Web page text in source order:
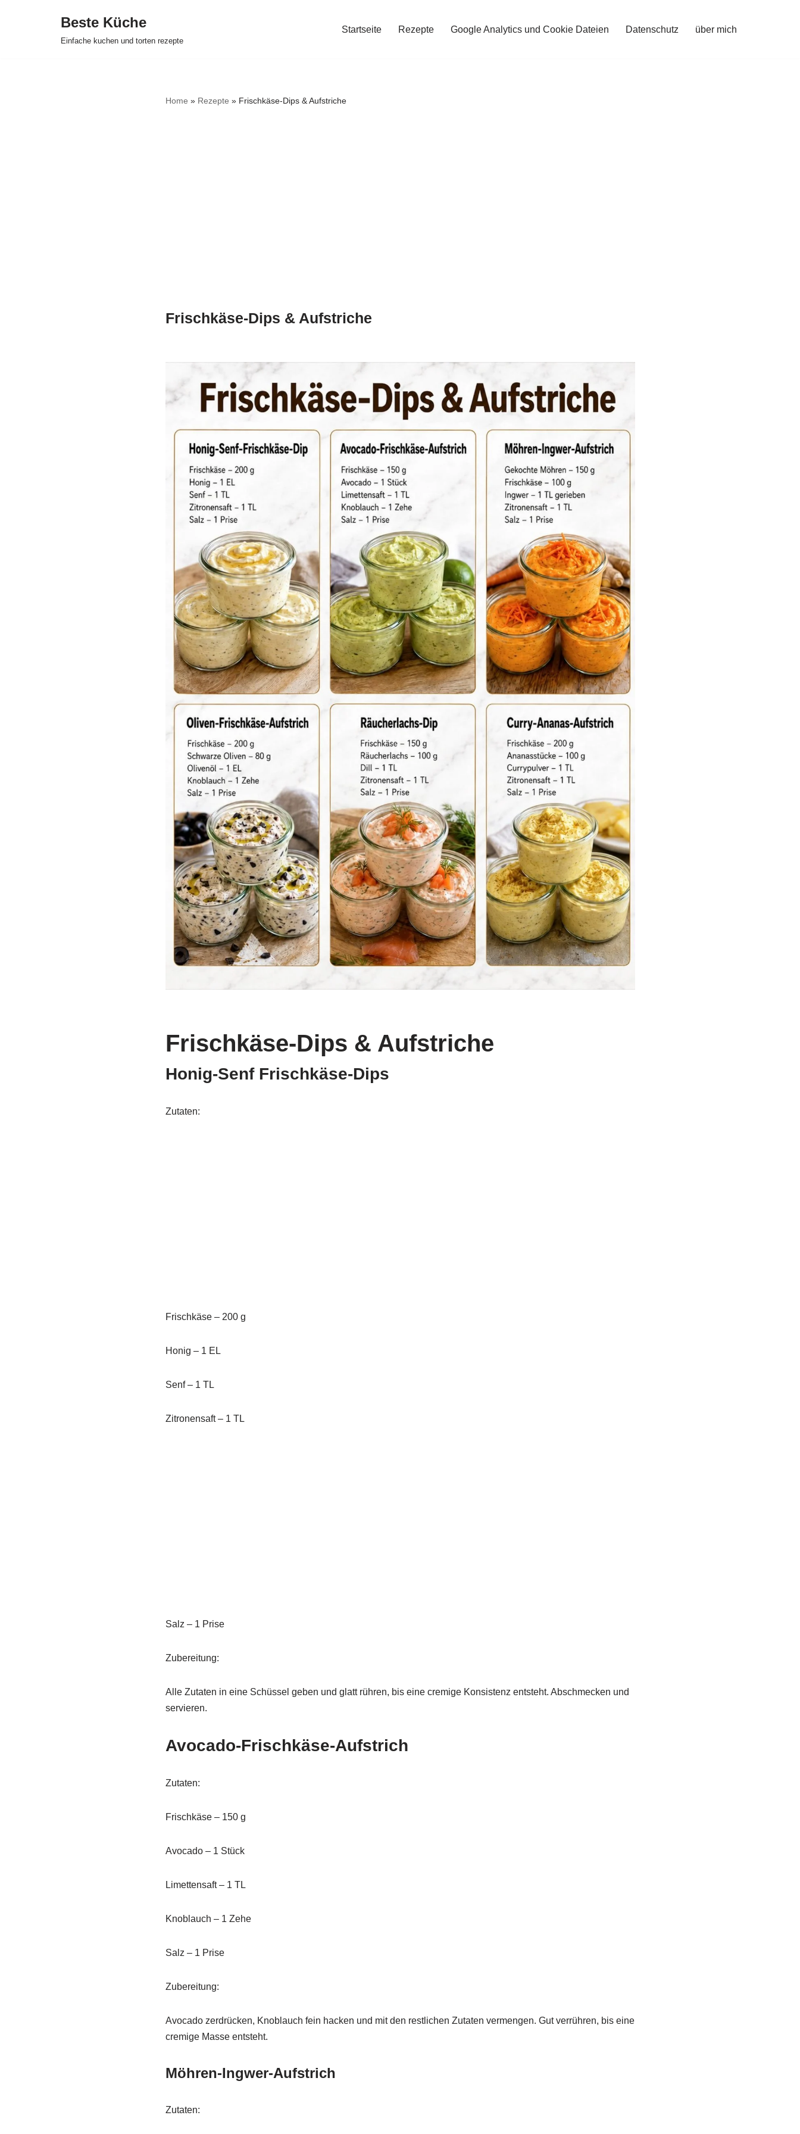
Beste Küche
Einfache kuchen und torten rezepte
Startseite Rezepte Google Analytics und Cookie Dateien Datenschutz über mich
Home » Rezepte » Frischkäse-Dips & Aufstriche
Frischkäse-Dips & Aufstriche
Frischkäse-Dips & Aufstriche
Honig-Senf Frischkäse-Dips
Zutaten:
Frischkäse – 200 g
Honig – 1 EL
Senf – 1 TL
Zitronensaft – 1 TL
Salz – 1 Prise
Zubereitung:
Alle Zutaten in eine Schüssel geben und glatt rühren, bis eine cremige Konsistenz entsteht. Abschmecken und
servieren.
Avocado-Frischkäse-Aufstrich
Zutaten:
Frischkäse – 150 g
Avocado – 1 Stück
Limettensaft – 1 TL
Knoblauch – 1 Zehe
Salz – 1 Prise
Zubereitung:
Avocado zerdrücken, Knoblauch fein hacken und mit den restlichen Zutaten vermengen. Gut verrühren, bis eine
cremige Masse entsteht.
Möhren-Ingwer-Aufstrich
Zutaten: